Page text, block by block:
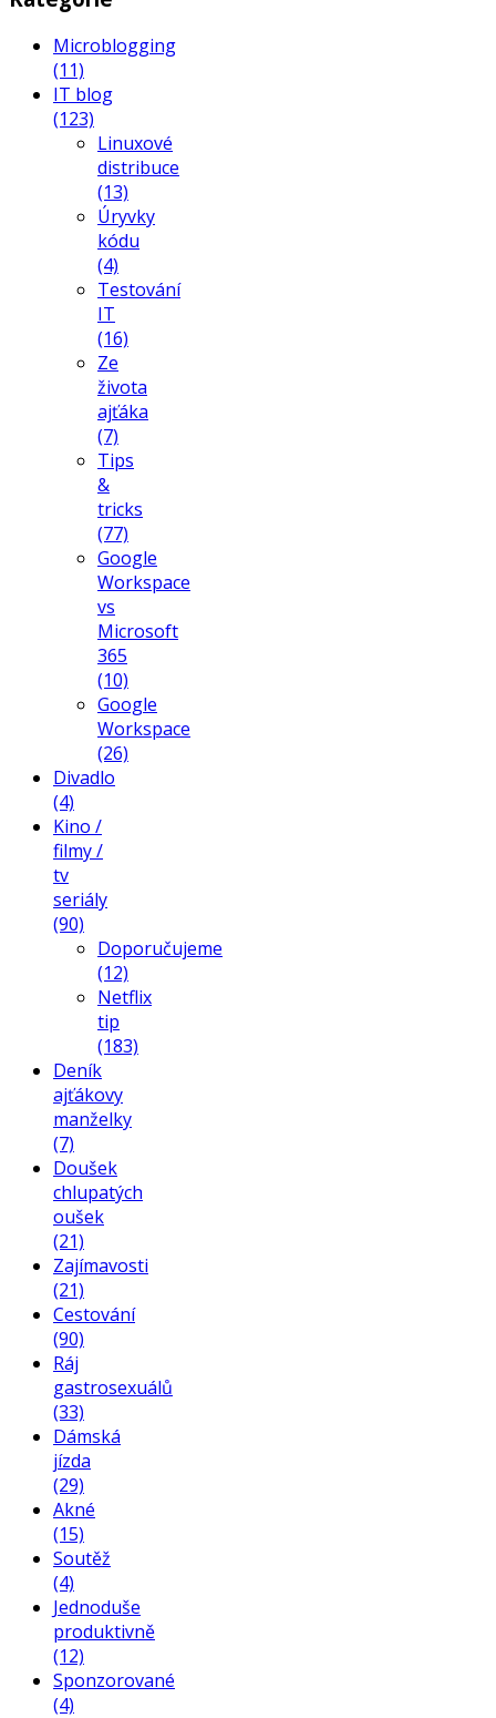
Microblogging
(11)
IT blog
(123)
Linuxové
distribuce
(13)
Úryvky
kódu
(4)
Testování
IT
(16)
Ze
života
ajťáka
(7)
Tips
&
tricks
(77)
Google
Workspace
vs
Microsoft
365
(10)
Google
Workspace
(26)
Divadlo
(4)
Kino /
filmy /
tv
seriály
(90)
Doporučujeme
(12)
Netflix
tip
(183)
Deník
ajťákovy
manželky
(7)
Doušek
chlupatých
oušek
(21)
Zajímavosti
(21)
Cestování
(90)
Ráj
gastrosexuálů
(33)
Dámská
jízda
(29)
Akné
(15)
Soutěž
(4)
Jednoduše
produktivně
(12)
Sponzorované
(4)